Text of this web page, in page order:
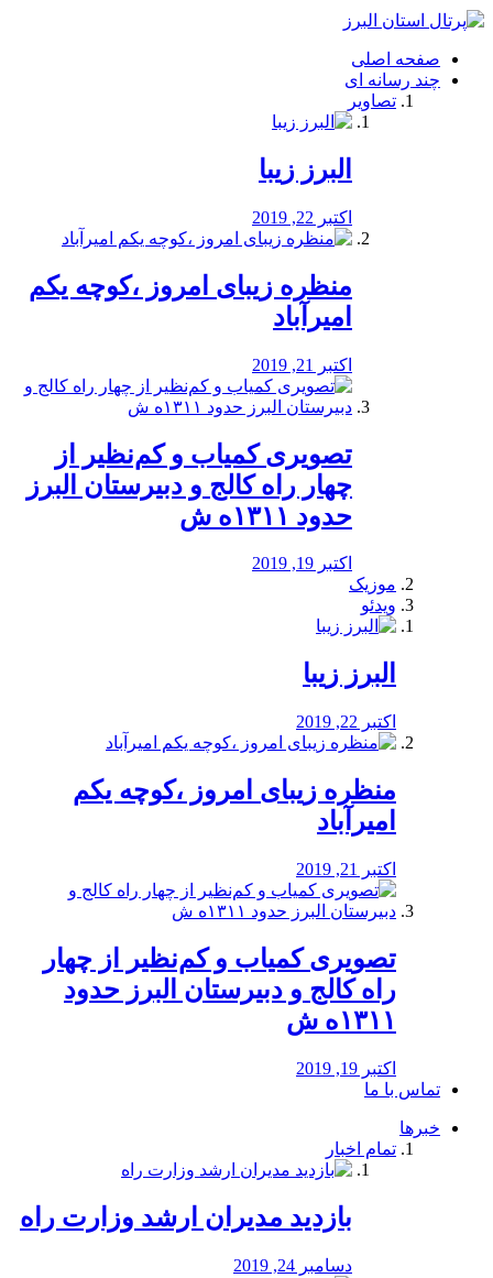
فصد
شرق
تهران
خشکشویی
صفحه اصلی
چند رسانه ای
تصاویر
البرز زیبا
اکتبر 22, 2019
منظره‌‌ زیبای امروز ،کوچه یکم
امیرآباد
اکتبر 21, 2019
️تصویری کمیاب و کم‌نظیر از
چهار راه كالج و دبيرستان البرز
حدود ۱۳۱۱ه ش
اکتبر 19, 2019
موزیک
ویدئو
البرز زیبا
اکتبر 22, 2019
منظره‌‌ زیبای امروز ،کوچه یکم
امیرآباد
اکتبر 21, 2019
️تصویری کمیاب و کم‌نظیر از چهار
راه كالج و دبيرستان البرز حدود
۱۳۱۱ه ش
اکتبر 19, 2019
تماس با ما
خبرها
تمام اخبار
بازدید مدیران ارشد وزارت راه
دسامبر 24, 2019